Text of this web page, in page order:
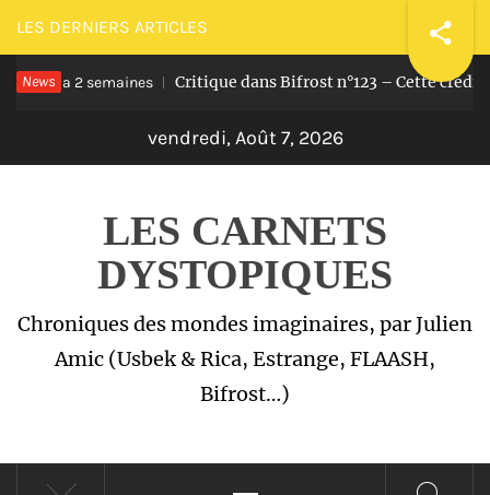
Passer
au
contenu
LES DERNIERS ARTICLES
News
Il y a 2 semaines Critique dans Bifrost n°123 – Cette crédille
vendredi, Août 7, 2026
LES CARNETS
DYSTOPIQUES
Chroniques des mondes imaginaires, par Julien
Amic (Usbek & Rica, Estrange, FLAASH,
Bifrost…)